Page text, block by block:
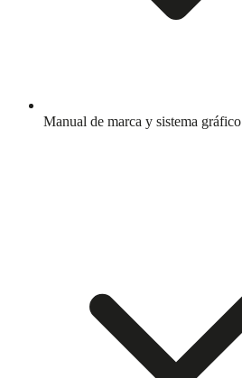
Manual de marca y sistema gráfico